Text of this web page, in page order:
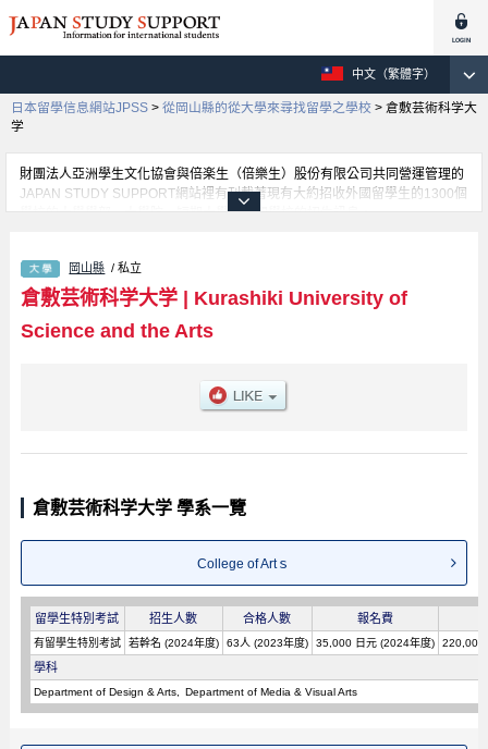
中文（繁體字）
日本留學信息網站JPSS > 從岡山縣的從大學來尋找留學之學校 > 倉敷芸術科学大
学
財團法人亞洲學生文化協會與倍楽生（倍樂生）股份有限公司共同營運管理的
JAPAN STUDY SUPPORT網站裡有刊載著現有大約招收外國留學生的1300個
學校的大學學部、大學院、短期大學、專門學校的招生訊息。
數等考試資訊、設施介紹、聯絡方式等對外國留學生是必要之訊息都刊載於
此，請務必查閱及利用此網站。
岡山縣 / 私立
倉敷芸術科学大学| Kurashiki University of
Science and the Arts
倉敷芸術科学大学 學系一覽
College of Artｓ
留學生特別考試 招生人數 合格人數 報名費
有留學生特別考試 若幹名 (2024年度) 63人 (2023年度) 35,000 日元 (2024年度) 220,000
學科
Department of Design & Arts Department of Media & Visual Arts